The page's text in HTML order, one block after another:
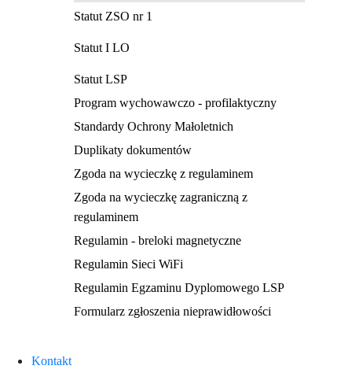
Statut ZSO nr 1
Statut I LO
Statut LSP
Program wychowawczo - profilaktyczny
Standardy Ochrony Małoletnich
Duplikaty dokumentów
Zgoda na wycieczkę z regulaminem
Zgoda na wycieczkę zagraniczną z
regulaminem
Regulamin - breloki magnetyczne
Regulamin Sieci WiFi
Regulamin Egzaminu Dyplomowego LSP
Formularz zgłoszenia nieprawidłowości
Kontakt